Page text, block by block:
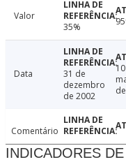
Valor
35%
Data
31 de
dezembro
de 2002
Comentário
INDICADORES